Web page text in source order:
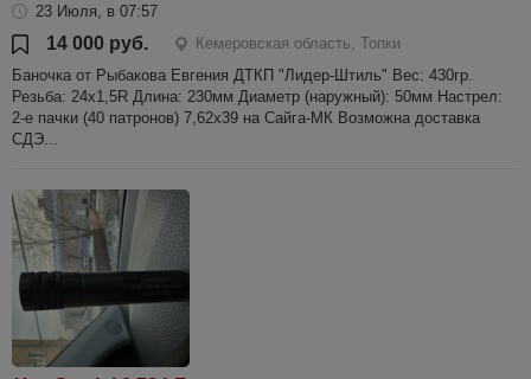
23 Июля, в 07:57
14 000 руб.
Кемеровская область, Топки
Баночка от Рыбакова Евгения ДТКП "Лидер-Штиль" Вес: 430гр.
Резьба: 24х1,5R Длина: 230мм Диаметр (наружный): 50мм Настрел:
2-е пачки (40 патронов) 7,62х39 на Сайга-МК Возможна доставка
СДЭ...